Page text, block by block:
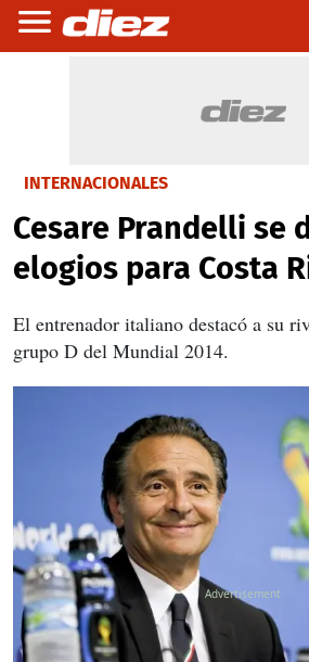
INTERNACIONALES
Cesare Prandelli se
elogios para Costa
El entrenador italiano destacó a su
grupo D del Mundial 2014.